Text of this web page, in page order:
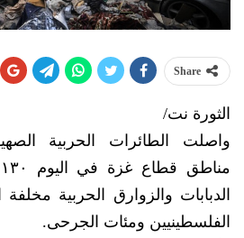
Share
الثورة نت/
واصلت الطائرات الحربية
الدبابات والزوارق الحربية
الفلسطينيين ومئات الجرحى.